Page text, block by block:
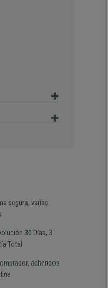
Plazo de
Todo fenomenal , la
atención al cliente de 10,
segura, varias
30 Días, 3
Total
adheridos